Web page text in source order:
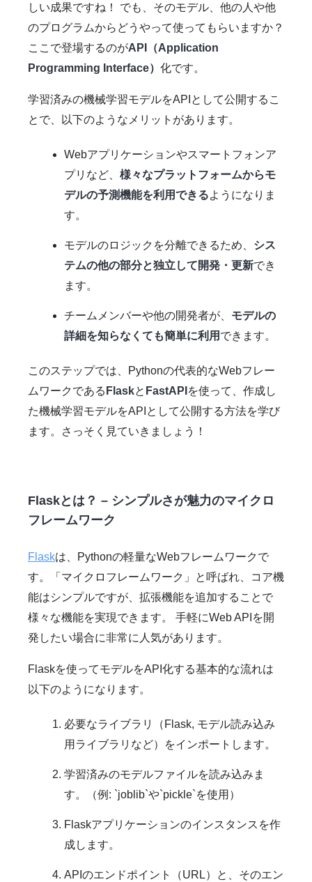
しい成果ですね！ でも、そのモデル、他の人や他
のプログラムからどうやって使ってもらいますか？
ここで登場するのがAPI（Application
Programming Interface） 化です。
学習済みの機械学習モデルをAPIとして公開するこ
とで、以下のようなメリットがあります。
Webアプリケーションやスマートフォンア
プリなど、 様々なプラットフォームからモ
デルの予測機能を利用できるようになりま
す。
モデルのロジックを分離できるため、 シス
テムの他の部分と独立して開発・更新でき
ます。
チームメンバーや他の開発者が、 モデルの
詳細を知らなくても簡単に利用 できます。
このステップでは、Pythonの代表的なWebフレー
ムワークである Flaskと FastAPI を使って、作成し
た機械学習モデルをAPIとして公開する方法を学び
ます。さっそく見ていきましょう！
Flaskとは？ – シンプルさが魅力のマイクロ
フレームワーク
Flaskは、Pythonの軽量なWebフレームワークで
す。「マイクロフレームワーク」と呼ばれ、コア機
能はシンプルですが、拡張機能を追加することで
様々な機能を実現できます。 手軽にWeb APIを開
発したい場合に非常に人気があります。
Flaskを使ってモデルをAPI化する基本的な流れは
以下のようになります。
必要なライブラリ（Flask, モデル読み込み
用ライブラリなど）をインポートします。
学習済みのモデルファイルを読み込みま
す。（例: `joblib`や`pickle`を使用）
Flaskアプリケーションのインスタンスを作
成します。
APIのエンドポイント（URL）と、そのエン